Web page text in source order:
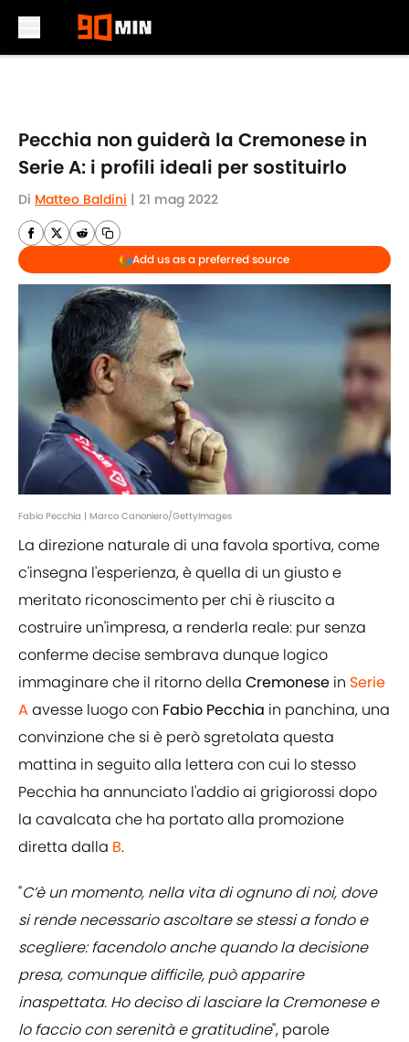
Pecchia non guiderà la Cremonese in
Serie A: i profili ideali per sostituirlo
Di Matteo Baldini | 21 mag 2022
Add us as a preferred source
Fabio Pecchia | Marco Canoniero/GettyImages
La direzione naturale di una favola sportiva, come
c'insegna l'esperienza, è quella di un giusto e
meritato riconoscimento per chi è riuscito a
costruire un'impresa, a renderla reale: pur senza
conferme decise sembrava dunque logico
immaginare che il ritorno della Cremonese in Serie
A avesse luogo con Fabio Pecchia in panchina, una
convinzione che si è però sgretolata questa
mattina in seguito alla lettera con cui lo stesso
Pecchia ha annunciato l'addio ai grigiorossi dopo
la cavalcata che ha portato alla promozione
diretta dalla B.
"C’è un momento, nella vita di ognuno di noi, dove
si rende necessario ascoltare se stessi a fondo e
scegliere: facendolo anche quando la decisione
presa, comunque difficile, può apparire
inaspettata. Ho deciso di lasciare la Cremonese e
lo faccio con serenità e gratitudine", parole